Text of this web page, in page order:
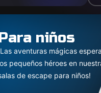
niños
aventuras mágicas
pequeños héroes en
de escape para niños!